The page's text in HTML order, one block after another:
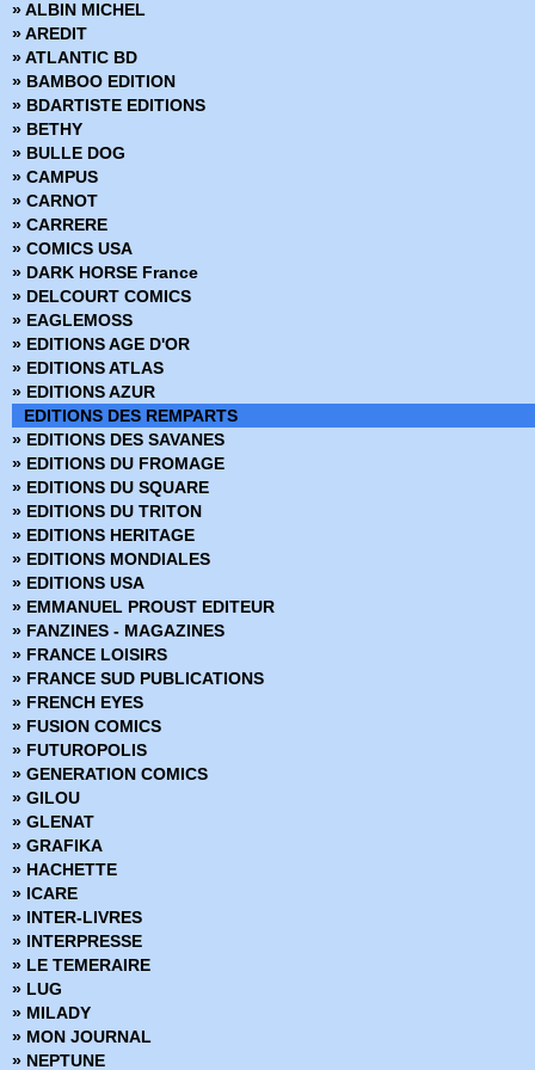
› Mandrake - Mondes mysterieux - 47
› Mandrake - Mondes mysterieux - 48
› Mandrake - Mondes mysterieux - 49
› Mandrake - Mondes mysterieux - 50
› Mandrake - Mondes mysterieux - 51
› Mandrake - Mondes mysterieux - 52
› Mandrake - Mondes mysterieux - 53
› Mandrake - Mondes mysterieux - 54
› Mandrake - Mondes mysterieux - 55
› Mandrake - Mondes mysterieux - 56
› Mandrake - Mondes mysterieux - 57
› Mandrake - Mondes mysterieux - 58
› Mandrake - Mondes mysterieux - 59
› Mandrake - Mondes mysterieux - 60
› Mandrake - Mondes mysterieux - 61
› Mandrake - Mondes mysterieux - 62
› Mandrake - Mondes mysterieux - 63
› Mandrake - Mondes mysterieux - 64
› Mandrake - Mondes mysterieux - 65
› Mandrake - Mondes mysterieux - 66
› Mandrake - Mondes mysterieux - 67
› Mandrake - Mondes mysterieux - 68
› Mandrake - Mondes mysterieux - 69
› Mandrake - Mondes mysterieux - 70
› Mandrake - Mondes mysterieux - 71
› Mandrake - Mondes mysterieux - 72
› Mandrake - Mondes mysterieux - 73
› Mandrake - Mondes mysterieux - 74
› Mandrake - Mondes mysterieux - 75
› Mandrake - Mondes mysterieux - 76
› Mandrake - Mondes mysterieux - 77
› Mandrake - Mondes mysterieux - 78
› Mandrake - Mondes mysterieux - 79
› Mandrake - Mondes mysterieux - 80
› Mandrake - Mondes mysterieux - 81
› Mandrake - Mondes mysterieux - 82
› Mandrake - Mondes mysterieux - 83
› Mandrake - Mondes mysterieux - 84
› Mandrake - Mondes mysterieux - 85
› Mandrake - Mondes mysterieux - 86
› Mandrake - Mondes mysterieux - 87
› Mandrake - Mondes mysterieux - 88
› Mandrake - Mondes mysterieux - 89
› Mandrake - Mondes mysterieux - 90
» ALBIN MICHEL
» AREDIT
» ATLANTIC BD
» BAMBOO EDITION
» BDARTISTE EDITIONS
» BETHY
» BULLE DOG
» CAMPUS
» CARNOT
» CARRERE
» COMICS USA
» DARK HORSE France
» DELCOURT COMICS
» EAGLEMOSS
» EDITIONS AGE D'OR
» EDITIONS ATLAS
» EDITIONS AZUR
EDITIONS DES REMPARTS
» EDITIONS DES SAVANES
» EDITIONS DU FROMAGE
» EDITIONS DU SQUARE
» EDITIONS DU TRITON
» EDITIONS HERITAGE
» EDITIONS MONDIALES
» EDITIONS USA
» EMMANUEL PROUST EDITEUR
» FANZINES - MAGAZINES
» FRANCE LOISIRS
» FRANCE SUD PUBLICATIONS
» FRENCH EYES
» FUSION COMICS
» FUTUROPOLIS
» GENERATION COMICS
» GILOU
» GLENAT
» GRAFIKA
» HACHETTE
» ICARE
» INTER-LIVRES
» INTERPRESSE
» LE TEMERAIRE
» LUG
» MILADY
» MON JOURNAL
» NEPTUNE